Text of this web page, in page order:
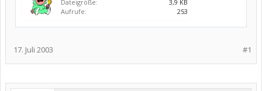
Dateigröße:
3,9 KB
Aufrufe:
253
#1
17. Juli 2003